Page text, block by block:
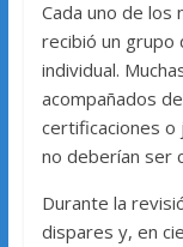
Cada uno de los
recibió un grupo
individual.
acompañados
certificaciones o
no deberían ser
Durante la
dispares y, en